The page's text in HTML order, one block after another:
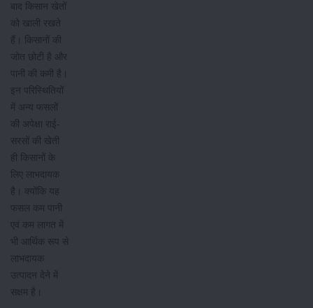
बाद किसान खेतों
को खाली रखते
हैं। किसानों की
जोत छोटी है और
पानी की कमी है।
इन परिस्थितियों
में अन्य फसलों
की अपेक्षा राई-
सरसों की खेती
ही किसानों के
लिए लाभदायक
है। क्योंकि यह
फसल कम पानी
एवं कम लागत में
भी आर्थिक रूप से
लाभदायक
उत्पादन देने में
सक्षम है।